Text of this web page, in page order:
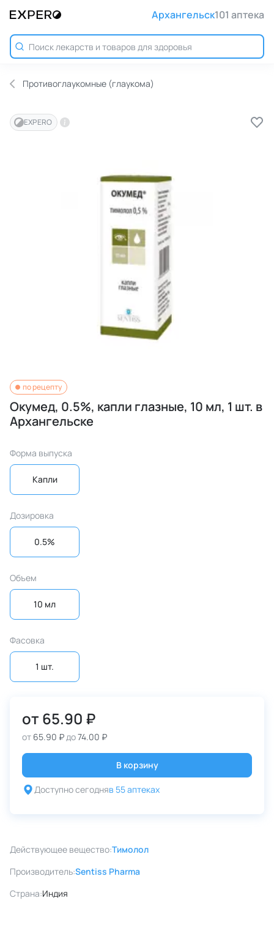
Архангельск101 аптека
Противоглаукомные (глаукома)
EXPERO
по рецепту
Окумед, 0.5%, капли глазные, 10 мл, 1 шт. в
Архангельске
Форма выпуска
Капли
Дозировка
0.5%
Объем
10 мл
Фасовка
1 шт.
от 65.90 ₽
от 65.90 ₽до74.00 ₽
В корзину
Доступно сегодняв 55 аптеках
Действующее вещество:Тимолол
Производитель:Sentiss Pharma
Страна:Индия